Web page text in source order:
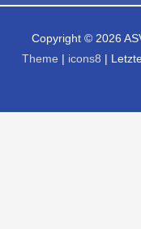
Copyright © 2026
Theme
icons8 |